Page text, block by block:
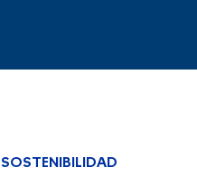
SOSTENIBILIDAD